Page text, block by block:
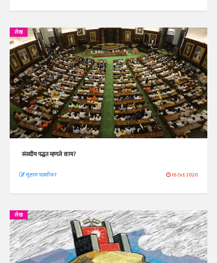
लेख
संसदीय पद्धत म्हणजे काय?
सुहास पळशीकर 16 Oct 2020
लेख